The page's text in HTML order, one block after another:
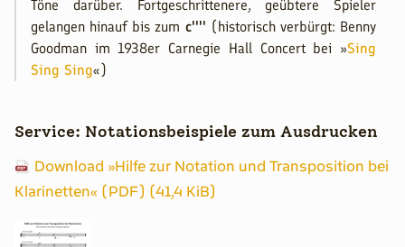
Töne darüber. Fortgeschrittenere, geübtere Spieler
gelangen hinauf bis zum c'''' (historisch verbürgt: Benny
Goodman im 1938er Carnegie Hall Concert bei »Sing
Sing Sing«)
Service: Notationsbeispiele zum Ausdrucken
Download »Hilfe zur Notation und Transposition bei
Klarinetten« (PDF) (41,4 KiB)